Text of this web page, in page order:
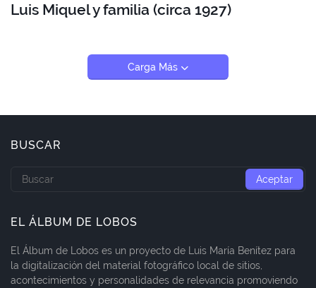
Luis Miquel y familia (circa 1927)
Carga Más
BUSCAR
EL ÁLBUM DE LOBOS
El Álbum de Lobos es un proyecto de Luis María Benítez para
la digitalización del material fotográfico local de sitios,
acontecimientos y personalidades de relevancia promoviendo